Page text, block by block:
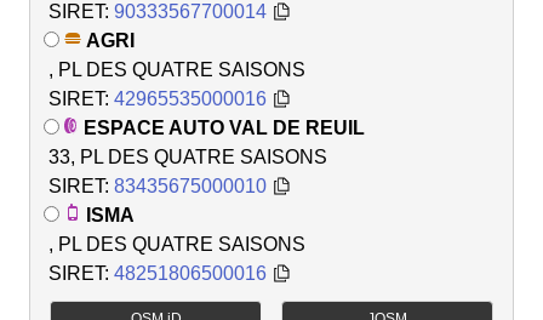
SIRET: 90333567700014
AGRI
, PL DES QUATRE SAISONS
SIRET: 42965535000016
ESPACE AUTO VAL DE REUIL
33, PL DES QUATRE SAISONS
SIRET: 83435675000010
ISMA
, PL DES QUATRE SAISONS
SIRET: 48251806500016